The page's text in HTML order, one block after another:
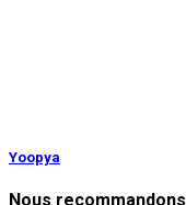
Yoopya
Nous recommandons